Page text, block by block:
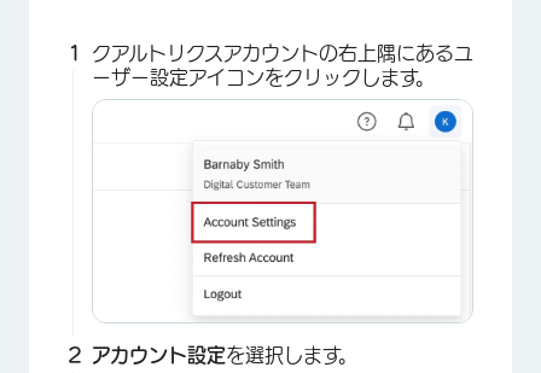
×
クアルトリクスアカウントの右上隅にあるユ
ーザー設定アイコンをクリックします。
アカウント設定を選択します。